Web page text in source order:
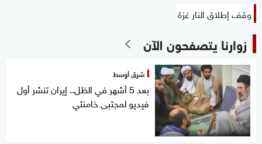
وقف إطلاق النار غزة
زوارنا يتصفحون الآن
شرق أوسط
بعد 5 أشهر في الظل.. إيران تنشر أول
فيديو لمجتبى خامنئي